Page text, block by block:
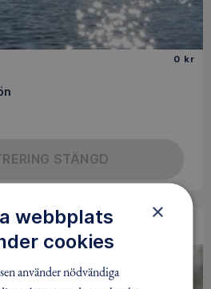
0 kr
STÄNGD
SISTA MINUTEN
×
webbplats
cookies
använder nödvändiga